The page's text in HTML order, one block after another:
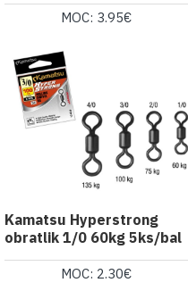
MOC: 3.95€
Kamatsu Hyperstrong
obratlik 1/0 60kg 5ks/bal
MOC: 2.30€